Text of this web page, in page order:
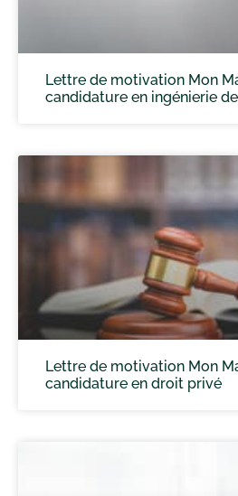
Lettre de motivation Mon
candidature en ingénierie
Lettre de motivation Mon
candidature en droit privé